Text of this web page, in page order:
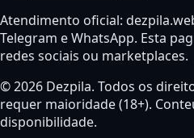
Atendimento oficial:
Telegram e WhatsApp. Esta
redes sociais ou marketplaces.
© 2026 Dezpila. Todos os
requer maioridade (18+).
disponibilidade.